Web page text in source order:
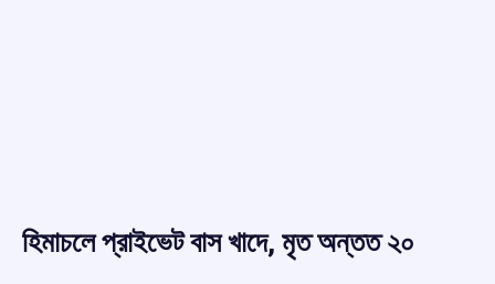
হিমাচলে প্রাইভেট বাস খাদে, মৃত অন্তত ২০